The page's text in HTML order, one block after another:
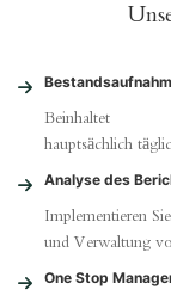
Beinhaltet
hauptsächlich
Arbeit wie
Ändern,
Ausleihen,
Rückgabe,
Analyse des
Implementieren
und Verwaltung
Asset-bezogenen
One Stop